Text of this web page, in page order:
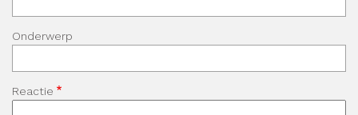
Onderwerp
Reactie